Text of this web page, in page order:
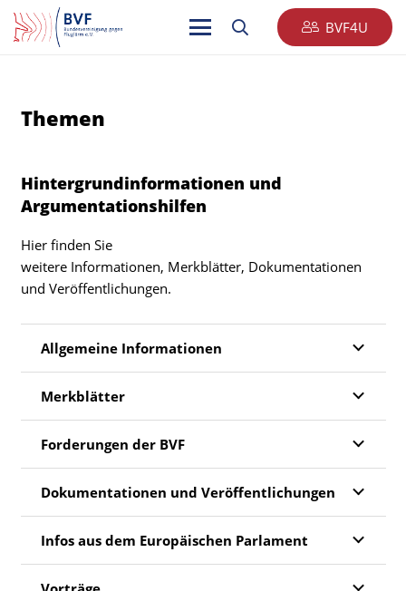
BVF4U
Themen
Hintergrundinformationen und
Argumentationshilfen
Hier finden Sie
weitere Informationen, Merkblätter, Dokumentationen
und Veröffentlichungen.
Allgemeine Informationen
Merkblätter
Forderungen der BVF
Dokumentationen und Veröffentlichungen
Infos aus dem Europäischen Parlament